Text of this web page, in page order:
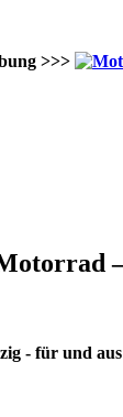
>>>
–
- für und aus